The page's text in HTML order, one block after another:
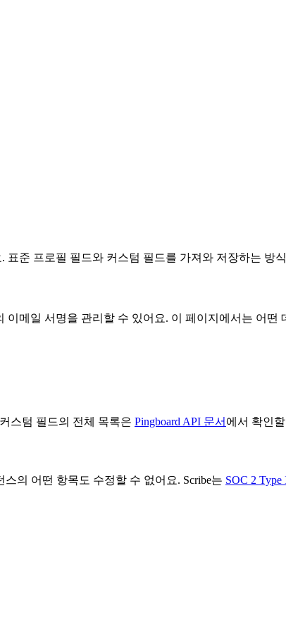
표준 프로필 필드와 커스텀 필드를 가져와 저장하는 방
이메일 서명을 관리할 수 있어요. 이 페이지에서는 어
스텀 필드의 전체 목록은 Pingboard API 문서 에서 확인
스의 어떤 항목도 수정할 수 없어요. Scribe는 SOC 2